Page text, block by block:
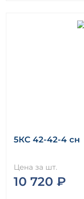
5КС 42-42-4 сн
Цена за шт.
10 720 ₽